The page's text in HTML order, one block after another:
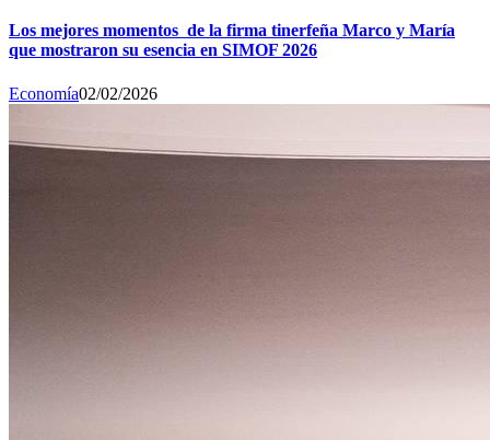
Los mejores momentos de la firma tinerfeña Marco y María
que mostraron su esencia en SIMOF 2026
Economía02/02/2026